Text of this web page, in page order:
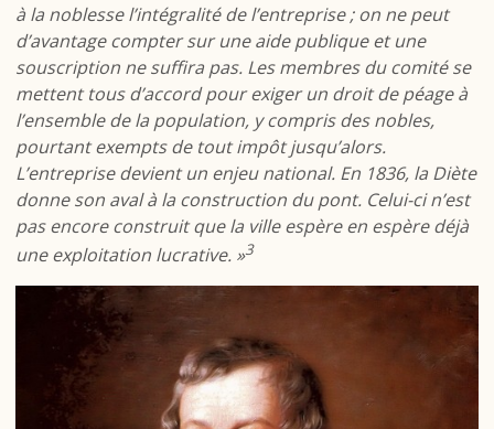
à la noblesse l’intégralité de l’entreprise ; on ne peut
d’avantage compter sur une aide publique et une
souscription ne suffira pas. Les membres du comité se
mettent tous d’accord pour exiger un droit de péage à
l’ensemble de la population, y compris des nobles,
pourtant exempts de tout impôt jusqu’alors.
L’entreprise devient un enjeu national. En 1836, la Diète
donne son aval à la construction du pont. Celui-ci n’est
pas encore construit que la ville espère en espère déjà
une exploitation lucrative. »3